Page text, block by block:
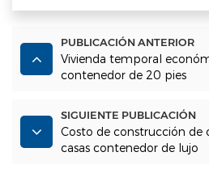
PUBLICACIÓN ANTERIOR
Vivienda temporal
contenedor de 20 pies
SIGUIENTE PUBLICACIÓN
Costo de construcción de
casas contenedor de lujo